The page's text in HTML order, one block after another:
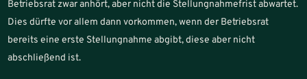
Betriebsrat zwar anhört, aber nicht die Stellungnahmefrist abwartet.
Dies dürfte vor allem dann vorkommen, wenn der Betriebsrat
bereits eine erste Stellungnahme abgibt, diese aber nicht
abschließend ist.